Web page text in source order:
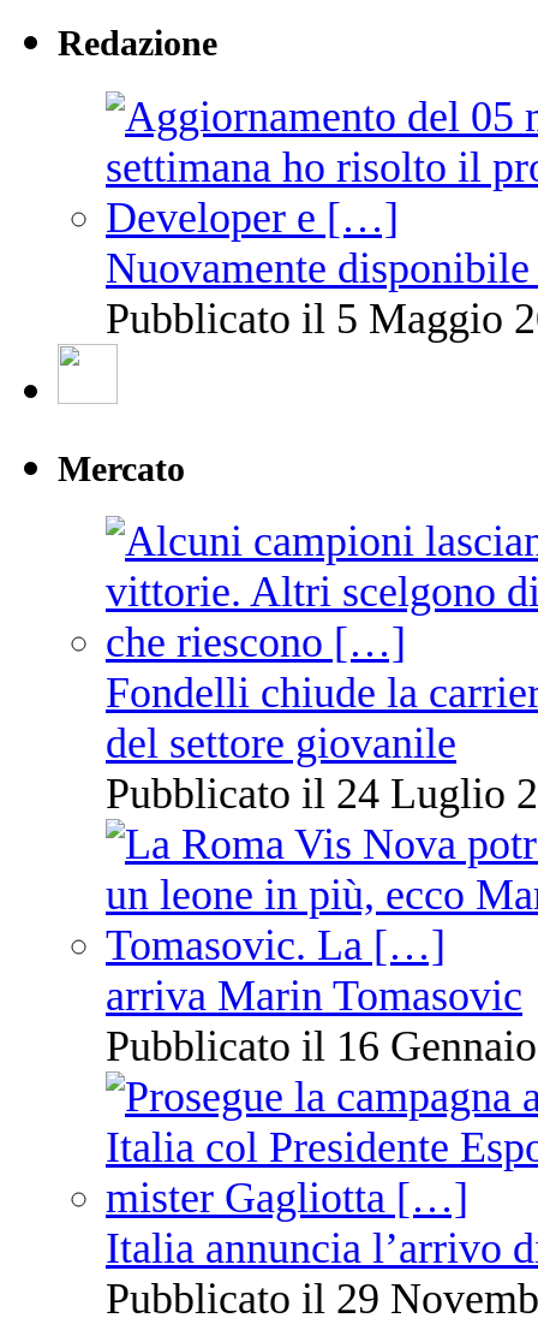
Redazione
Nuovamente
Pubblicato il 5 Maggio
Mercato
Fondelli chiude la
del settore giovanile
Pubblicato il 24 Luglio
arriva Marin Tomasovic
Pubblicato il 16
Italia annuncia l’arrivo
Pubblicato il 29